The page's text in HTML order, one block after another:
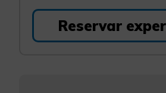
Reservar